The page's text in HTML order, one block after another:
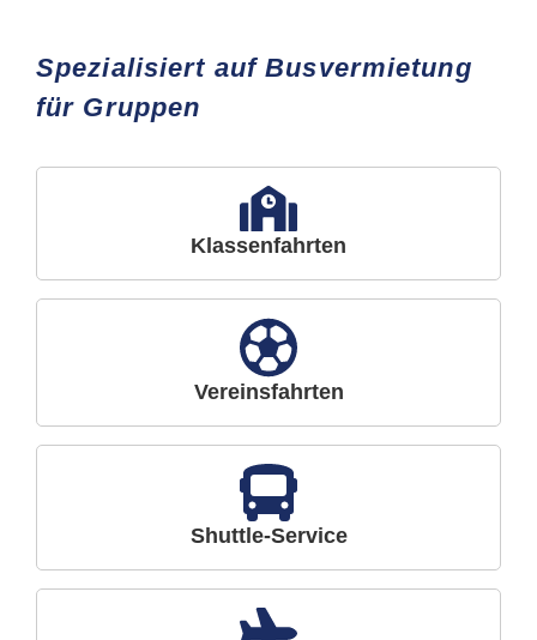
Spezialisiert auf Busvermietung
für Gruppen
Klassenfahrten
Vereinsfahrten
Shuttle-Service